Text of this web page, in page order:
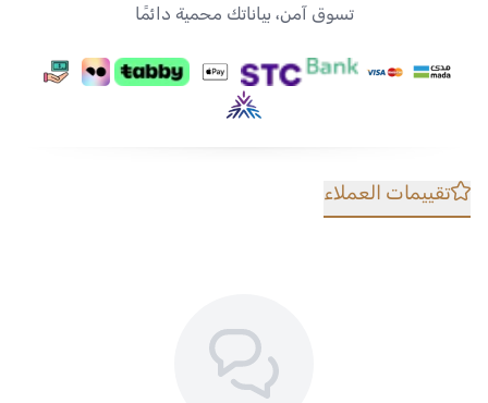
تسوق آمن، بياناتك محمية دائمًا
تقييمات العملاء